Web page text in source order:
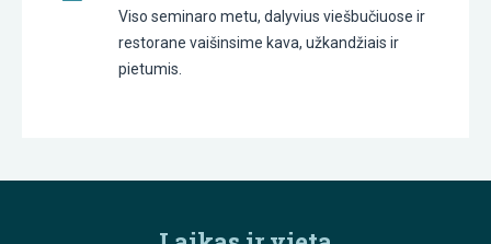
Viso seminaro metu, dalyvius viešbučiuose ir
restorane vaišinsime kava, užkandžiais ir
pietumis.